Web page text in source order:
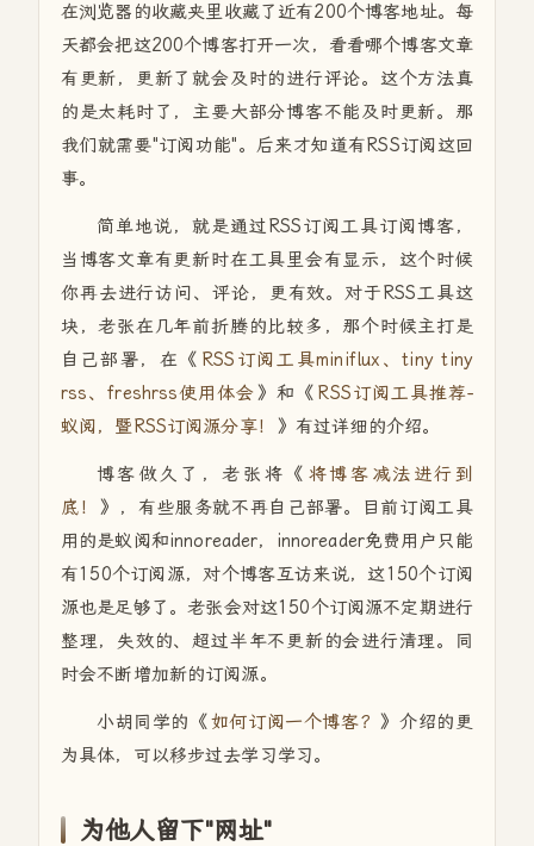
在浏览器的收藏夹里收藏了近有200个博客地址。每
天都会把这200个博客打开一次，看看哪个博客文章
有更新，更新了就会及时的进行评论。这个方法真
的是太耗时了，主要大部分博客不能及时更新。那
我们就需要"订阅功能"。后来才知道有RSS订阅这回
事。
简单地说，就是通过RSS订阅工具订阅博客，
当博客文章有更新时在工具里会有显示，这个时候
你再去进行访问、评论，更有效。对于RSS工具这
块，老张在几年前折腾的比较多，那个时候主打是
自己部署，在《 RSS订阅工具miniflux、tiny tiny
rss、freshrss使用体会 》和《 RSS订阅工具推荐-
蚁阅，暨RSS订阅源分享！
》有过详细的介绍。
博客做久了，老张将《 将博客减法进行到
底！
》，有些服务就不再自己部署。目前订阅工具
用的是蚁阅和innoreader，innoreader免费用户只能
有150个订阅源，对个博客互访来说，这150个订阅
源也是足够了。老张会对这150个订阅源不定期进行
整理，失效的、超过半年不更新的会进行清理。同
时会不断增加新的订阅源。
小胡同学的《如何订阅一个博客？ 》介绍的更
为具体，可以移步过去学习学习。
为他人留下"网址"